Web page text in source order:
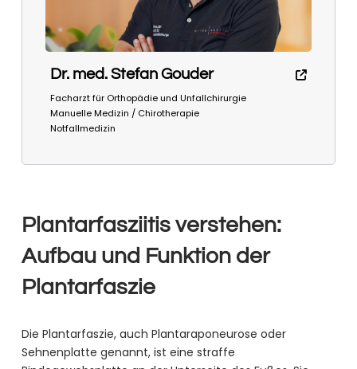
Dr. med. Stefan Gouder
Facharzt für Orthopädie und Unfallchirurgie
Manuelle Medizin / Chirotherapie
Notfallmedizin
Plantarfasziitis verstehen:
Aufbau und Funktion der
Plantarfaszie
Die Plantarfaszie, auch Plantaraponeurose oder
Sehnenplatte genannt, ist eine straffe